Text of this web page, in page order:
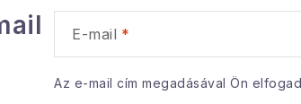
E-mail
Az e-mail cím megadásával Ön